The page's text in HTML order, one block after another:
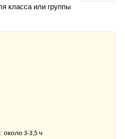
класса или группы
около 3-3,5 ч